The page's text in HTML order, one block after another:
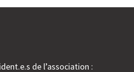
de l’association :